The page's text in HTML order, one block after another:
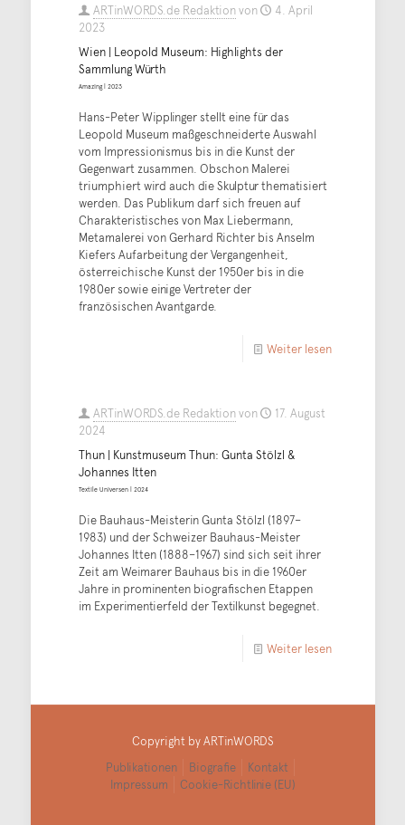
ARTinWORDS.de Redaktionvon
4. April
2023
Wien | Leopold Museum: Highlights der
Sammlung Würth
Amazing | 2023
Hans-Peter Wipplinger stellt eine für das
Leopold Museum maßgeschneiderte Auswahl
vom Impressionismus bis in die Kunst der
Gegenwart zusammen. Obschon Malerei
triumphiert wird auch die Skulptur thematisiert
werden. Das Publikum darf sich freuen auf
Charakteristisches von Max Liebermann,
Metamalerei von Gerhard Richter bis Anselm
Kiefers Aufarbeitung der Vergangenheit,
österreichische Kunst der 1950er bis in die
1980er sowie einige Vertreter der
französischen Avantgarde.
Weiter lesen
ARTinWORDS.de Redaktionvon
17. August
2024
Thun | Kunstmuseum Thun: Gunta Stölzl &
Johannes Itten
Textile Universen | 2024
Die Bauhaus-Meisterin Gunta Stölzl (1897–
1983) und der Schweizer Bauhaus-Meister
Johannes Itten (1888–1967) sind sich seit ihrer
Zeit am Weimarer Bauhaus bis in die 1960er
Jahre in prominenten biografischen Etappen
im Experimentierfeld der Textilkunst begegnet.
Weiter lesen
Copyright by ARTinWORDS
Publikationen
Biografie
Kontakt
Impressum
Cookie-Richtlinie (EU)